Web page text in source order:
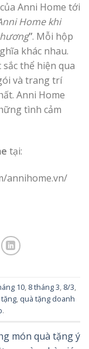
Anni Home tới
Homekhi
”. Mỗi hộp
khác nhau.
thể hiện qua
và trang trí
Anni Home
tình cảm
tại:
annihome.vn/
10, 8 tháng 3, 8/3,
, quà tặng doanh
.
món quà tặng ý